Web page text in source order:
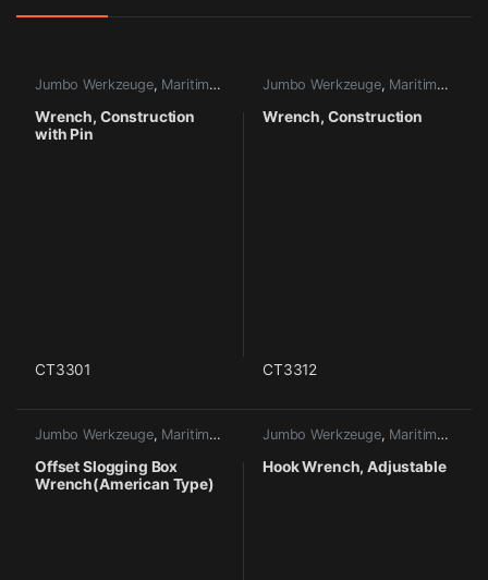
Jumbo Werkzeuge, Maritime Werkzeuge
Wrench, Construction
with Pin
CT3301
Jumbo Werkzeuge, Maritime Werkzeuge
Wrench, Construction
CT3312
Jumbo Werkzeuge, Maritime Werkzeuge
Offset Slogging Box
Wrench(American Type)
Jumbo Werkzeuge, Maritime Werkzeuge
Hook Wrench, Adjustable